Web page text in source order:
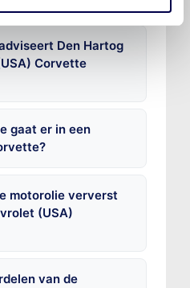
Den Hartog
Corvette
gaat er in een
motorolie ververst
(USA)
van de